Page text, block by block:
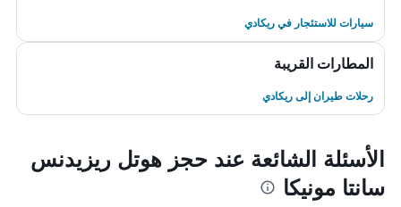
سيارات للاستئجار في ريكادي
المطارات القريبة
رحلات طيران إلى ريكادي
الأسئلة الشائعة عند حجز هوتل ريزيدنس
سانتا مونيكا